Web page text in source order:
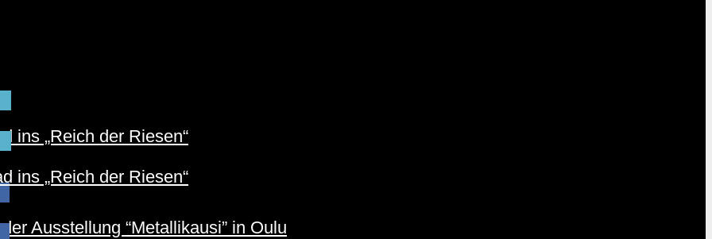
ins „Reich der Riesen“
Ausstellung “Metallikausi” in Oulu
ins „Reich der Riesen“